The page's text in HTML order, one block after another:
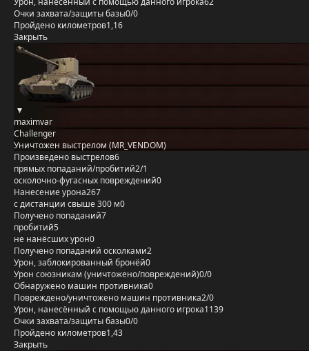
Очки захвата/защиты базы0/0
Пройдено километров1,16
Закрыть
maximvar
Challenger
Уничтожен выстрелом (MR_VENDOM)
Произведено выстрелов6
прямых попаданий/пробитий2/1
осколочно-фугасных повреждений0
Нанесение урона267
с дистанции свыше 300 м0
Получено попаданий7
пробитий5
не нанёсших урон0
Получено попаданий осколками2
Урон, заблокированный бронёй0
Урон союзникам (уничтожено/повреждений)0/0
Обнаружено машин противника0
Повреждено/уничтожено машин противника2/0
Урон, нанесённый с помощью данного игрока1139
Очки захвата/защиты базы0/0
Пройдено километров1,43
Закрыть